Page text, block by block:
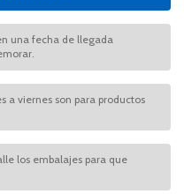
una fecha de llegada
a viernes son para productos
los embalajes para que